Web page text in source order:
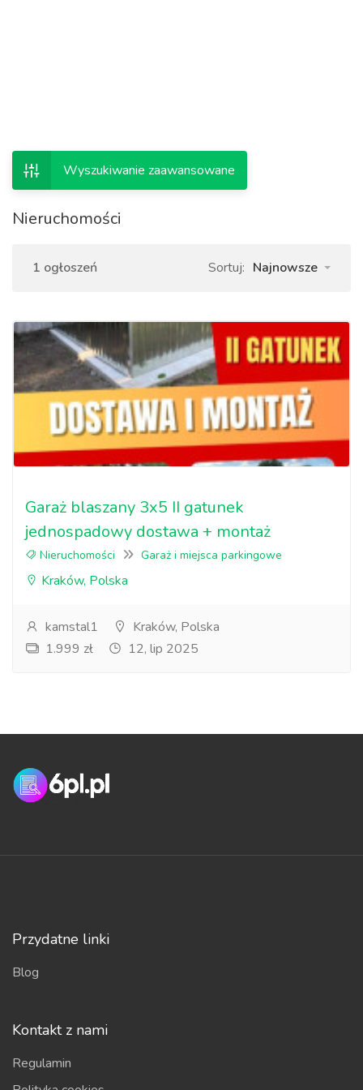
Wyszukiwanie zaawansowane
Nieruchomości
1 ogłoszeń Sortuj: Najnowsze
Garaż blaszany 3x5 II gatunek
jednospadowy dostawa + montaż
Nieruchomości Garaż i miejsca parkingowe
Kraków, Polska
kamstal1
Kraków, Polska
1.999 zł
12, lip 2025
Przydatne linki
Blog
Kontakt z nami
Regulamin